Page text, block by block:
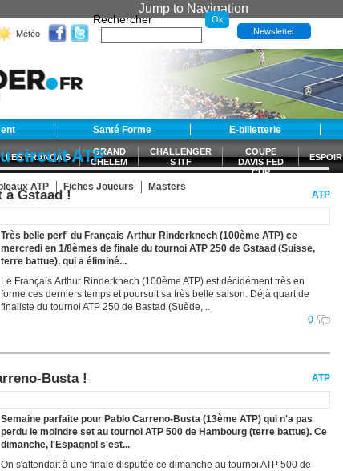
Jump to Navigation
Météo
Rechercher
Newsletter
Santé Forme E-billetterie
ATP Fiches Joueurs Masters
LES FRANÇAIS
GRAND
CHELEM
CHALLENGER
S ITF
COUPE
DAVIS FED
CUP
ESPOIR
circuit ATP
à Gstaad !
ATP
Très belle perf' du Français Arthur Rinderknech (100ème ATP) ce
mercredi en 1/8èmes de finale du tournoi ATP 250 de Gstaad (Suisse,
terre battue), qui a éliminé...
Le Français Arthur Rinderknech (100ème ATP) est décidément très en
forme ces derniers temps et poursuit sa très belle saison. Déjà quart de
finaliste du tournoi ATP 250 de Bastad (Suède,...
0
Busta !
ATP
Semaine parfaite pour Pablo Carreno-Busta (13ème ATP) qui n'a pas
perdu le moindre set au tournoi ATP 500 de Hambourg (terre battue). Ce
dimanche, l'Espagnol s'est...
On s'attendait à une finale disputée ce dimanche au tournoi ATP 500 de